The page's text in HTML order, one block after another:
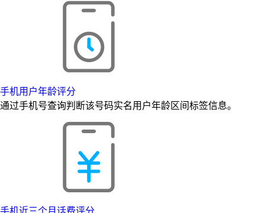
手机用户年龄评分
通过手机号查询判断该号码实名用户年龄区间标签信息。
手机近三个月话费评分